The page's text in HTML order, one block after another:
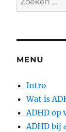
naar:
MENU
Intro
Wat is
ADHD op
ADHD bij